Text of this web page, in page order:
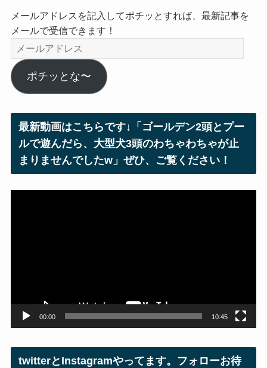
メールアドレスを記入してポチッとすれば、最新記事を
メールで受信できます！
メ
ー
ル
ア
ス
ポチッとな〜
最新動画はこちらです↓「ゴールデン2頭とプー
ルで遊んだら、大型犬3頭のわちゃわちゃが止
まりませんでしたw」ぜひ、ご覧ください！
00:00 10:45
twitterとInstagramやってます。フォローお待